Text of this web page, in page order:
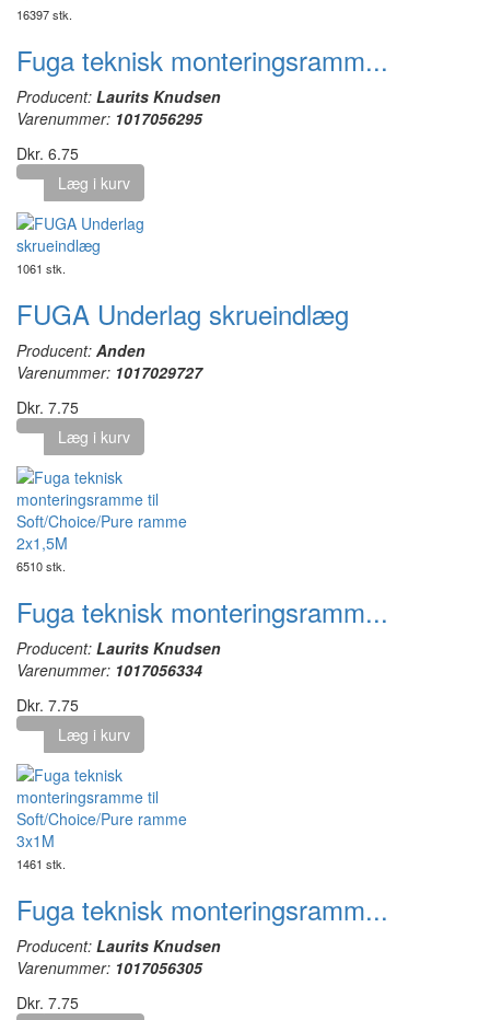
16397 stk.
Fuga teknisk monteringsramm...
Producent: Laurits Knudsen
Varenummer: 1017056295
Dkr. 6.75
Læg i kurv
1061 stk.
FUGA Underlag skrueindlæg
Producent: Anden
Varenummer: 1017029727
Dkr. 7.75
Læg i kurv
6510 stk.
Fuga teknisk monteringsramm...
Producent: Laurits Knudsen
Varenummer: 1017056334
Dkr. 7.75
Læg i kurv
1461 stk.
Fuga teknisk monteringsramm...
Producent: Laurits Knudsen
Varenummer: 1017056305
Dkr. 7.75